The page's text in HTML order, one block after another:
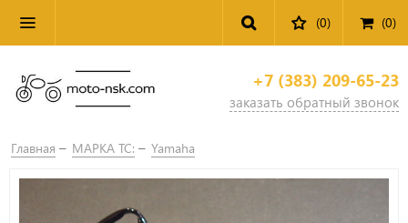
(0) (0)
+7 (383) 209-65-23
заказать обратный звонок
Главная МАРКА ТС: Yamaha